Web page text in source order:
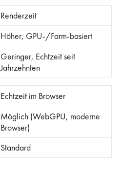
Renderzeit
Höher, GPU-/Farm-basiert
Geringer, Echtzeit seit
Jahrzehnten
Echtzeit im Browser
Möglich (WebGPU, moderne
Browser)
Standard